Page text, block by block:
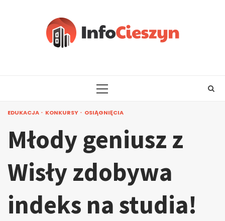
PRIMARY
EDUKACJA KONKURSY OSIĄGNIĘCIA
Młody geniusz z
Wisły zdobywa
indeks na studia!